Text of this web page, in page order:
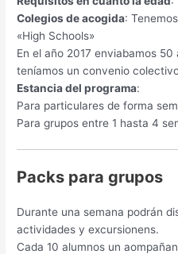
Colegios de acogida:
«High Schools»
En el año 2017 enviabamos
teníamos un convenio
Estancia del programa:
Para particulares de forma
Para grupos entre 1 hasta 4
Packs para grupos
Durante una semana podrán
actividades y excursionens.
Cada 10 alumnos un